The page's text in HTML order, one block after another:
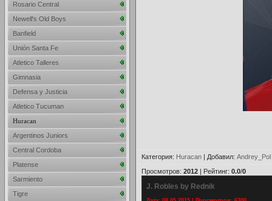
Категория: Huracan | Добавил: Andrey_Pol
Просмотров: 2012 | Рейтинг: 0.0/0
J. Robles by Rednik
Rosario Central
Newell's Old Boys
Banfield
Unión Santa Fe
Atletico Talleres
Gimnasia
Defensa y Justicia
Atletico Tucuman
Huracan
Argentinos Juniors
Central Cordoba
Platense
Sarmiento
Tigre